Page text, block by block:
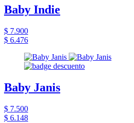
Baby Indie
$ 7.900
$ 6.476
Baby Janis
$ 7.500
$ 6.148